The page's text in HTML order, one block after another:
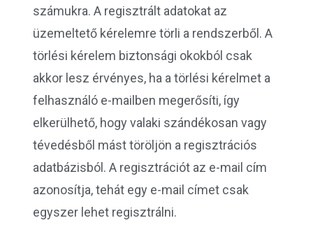
számukra. A regisztrált adatokat az
üzemeltető kérelemre törli a rendszerből. A
törlési kérelem biztonsági okokból csak
akkor lesz érvényes, ha a törlési kérelmet a
felhasználó e-mailben megerősíti, így
elkerülhető, hogy valaki szándékosan vagy
tévedésből mást töröljön a regisztrációs
adatbázisból. A regisztrációt az e-mail cím
azonosítja, tehát egy e-mail címet csak
egyszer lehet regisztrálni.